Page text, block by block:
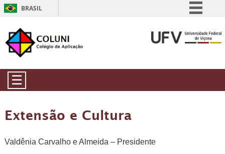
BRASIL
Comunica BR
☰
Extensão e Cultura
Valdênia Carvalho e Almeida – Presidente